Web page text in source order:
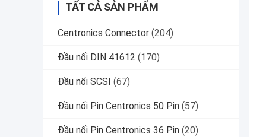
TẤT CẢ SẢN PHẨM
Centronics Connector (204)
Đầu nối DIN 41612 (170)
Đầu nối SCSI (67)
Đầu nối Pin Centronics 50 Pin (57)
Đầu nối Pin Centronics 36 Pin (20)